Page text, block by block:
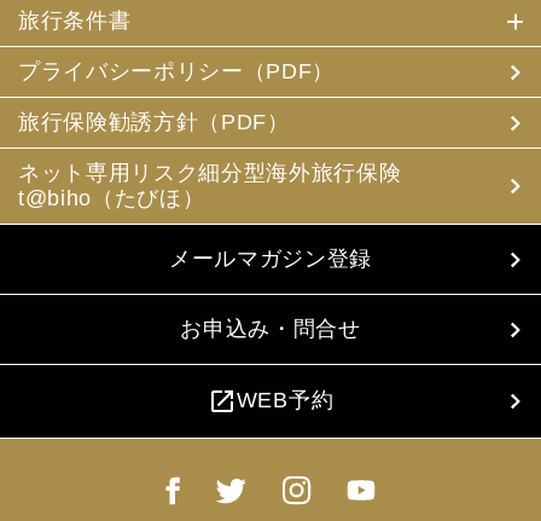
旅行条件書
プライバシーポリシー（PDF）
旅行保険勧誘方針（PDF）
ネット専用リスク細分型海外旅行保険
t@biho（たびほ）
メールマガジン登録
お申込み・問合せ
open_in_newWEB予約